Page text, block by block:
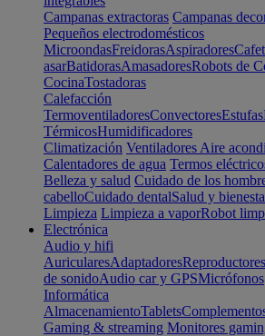
Campanas extractoras Campanas
Pequeños electrodomésticos
MicroondasFreidorasAspiradores
asarBatidorasAmasadoresRobots de
CocinaTostadoras
Calefacción
TermoventiladoresConvectoresEstufas
TérmicosHumidificadores
Climatización Ventiladores Aire
Calentadores de agua Termos
Belleza y salud Cuidado de los
cabelloCuidado dentalSalud y
Limpieza Limpieza a vaporRobot
Electrónica
Audio y hifi
AuricularesAdaptadoresReproductores
de sonidoAudio car y GPSMicrófonos
Informática
AlmacenamientoTablets
Gaming & streaming Monitores